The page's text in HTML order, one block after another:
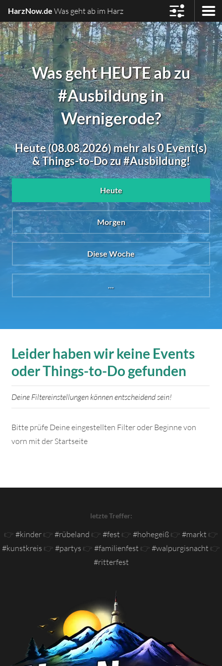
HarzNow.de Was geht ab im Harz
Was geht HEUTE ab zu
#Ausbildung in
Wernigerode?
Heute (08.08.2026) mehr als 0 Event(s)
& Things-to-Do zu #Ausbildung!
Heute
Morgen
Diese Woche
Leider haben wir keine Events
oder Things-to-Do gefunden
Deine Filtereinstellungen können entscheidend sein!
Bitte prüfe Deine eingestellten Filter oder Beginne von
vorn mit der Startseite
letzte Treffer:
👉 #kinder 👉 #rübeland 👉 #fest 👉 #hohegeiß 👉 #markt 👉
#kunstkreis 👉 #partys 👉 #familienfest 👉 #walpurgisnacht 👉
#ritterfest